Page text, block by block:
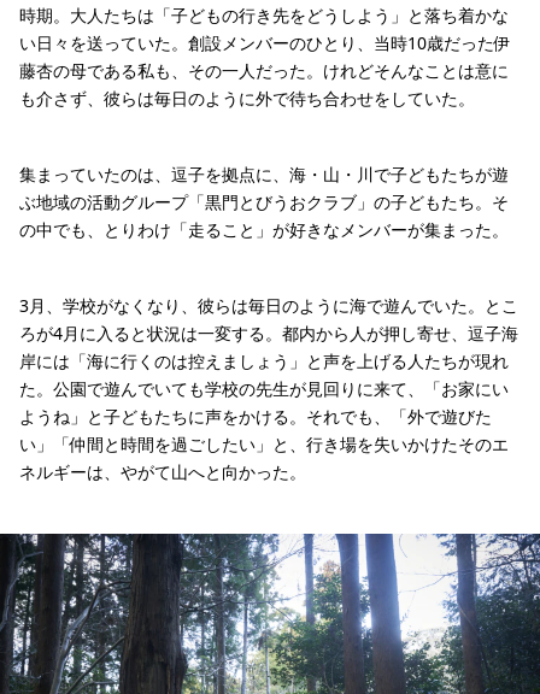
時期。大人たちは「子どもの行き先をどうしよう」と落ち着かな
い日々を送っていた。創設メンバーのひとり、当時10歳だった伊
藤杏の母である私も、その一人だった。けれどそんなことは意に
も介さず、彼らは毎日のように外で待ち合わせをしていた。
集まっていたのは、逗子を拠点に、海・山・川で子どもたちが遊
ぶ地域の活動グループ「黒門とびうおクラブ」の子どもたち。そ
の中でも、とりわけ「走ること」が好きなメンバーが集まった。
3月、学校がなくなり、彼らは毎日のように海で遊んでいた。とこ
ろが4月に入ると状況は一変する。都内から人が押し寄せ、逗子海
岸には「海に行くのは控えましょう」と声を上げる人たちが現れ
た。公園で遊んでいても学校の先生が見回りに来て、「お家にい
ようね」と子どもたちに声をかける。それでも、「外で遊びた
い」「仲間と時間を過ごしたい」と、行き場を失いかけたそのエ
ネルギーは、やがて山へと向かった。